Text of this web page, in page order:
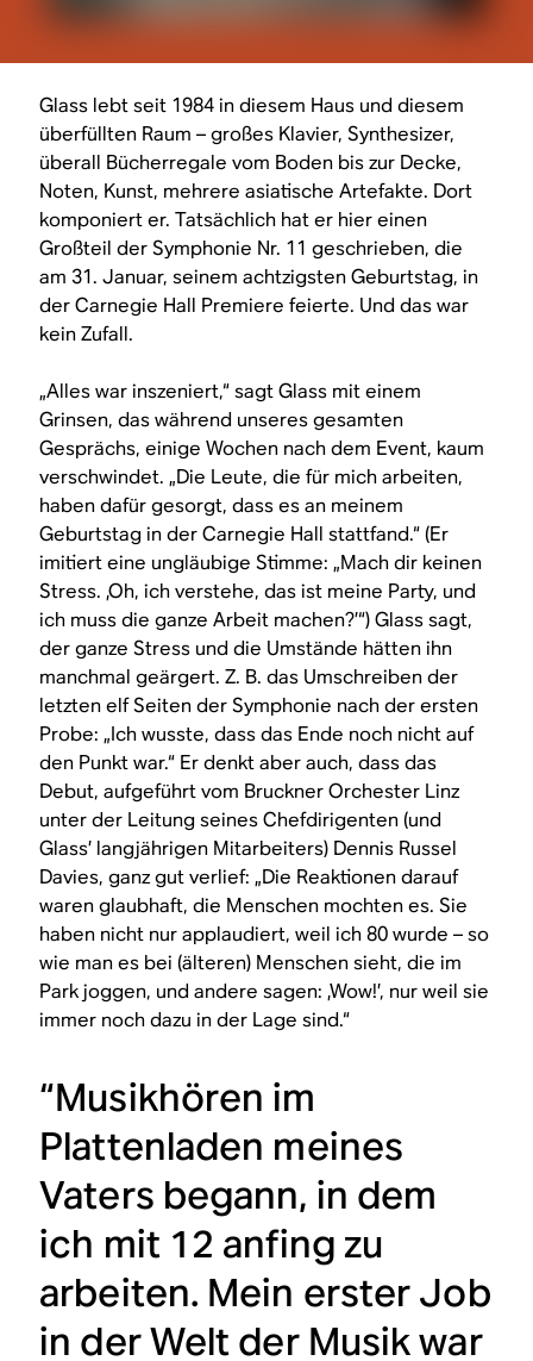
Glass lebt seit 1984 in diesem Haus und diesem
überfüllten Raum – großes Klavier, Synthesizer,
überall Bücherregale vom Boden bis zur Decke,
Noten, Kunst, mehrere asiatische Artefakte. Dort
komponiert er. Tatsächlich hat er hier einen
Großteil der Symphonie Nr. 11 geschrieben, die
am 31. Januar, seinem achtzigsten Geburtstag, in
der Carnegie Hall Premiere feierte. Und das war
kein Zufall.
„Alles war inszeniert,“ sagt Glass mit einem
Grinsen, das während unseres gesamten
Gesprächs, einige Wochen nach dem Event, kaum
verschwindet. „Die Leute, die für mich arbeiten,
haben dafür gesorgt, dass es an meinem
Geburtstag in der Carnegie Hall stattfand.“ (Er
imitiert eine ungläubige Stimme: „Mach dir keinen
Stress. ‚Oh, ich verstehe, das ist meine Party, und
ich muss die ganze Arbeit machen?’“) Glass sagt,
der ganze Stress und die Umstände hätten ihn
manchmal geärgert. Z. B. das Umschreiben der
letzten elf Seiten der Symphonie nach der ersten
Probe: „Ich wusste, dass das Ende noch nicht auf
den Punkt war.“ Er denkt aber auch, dass das
Debut, aufgeführt vom Bruckner Orchester Linz
unter der Leitung seines Chefdirigenten (und
Glass’ langjährigen Mitarbeiters) Dennis Russel
Davies, ganz gut verlief: „Die Reaktionen darauf
waren glaubhaft, die Menschen mochten es. Sie
haben nicht nur applaudiert, weil ich 80 wurde – so
wie man es bei (älteren) Menschen sieht, die im
Park joggen, und andere sagen: ‚Wow!’, nur weil sie
immer noch dazu in der Lage sind.“
“Musikhören im
Plattenladen meines
Vaters begann, in dem
ich mit 12 anfing zu
arbeiten. Mein erster Job
in der Welt der Musik war